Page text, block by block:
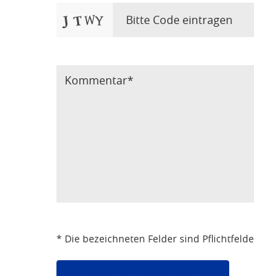
* Die bezeichneten Felder sind